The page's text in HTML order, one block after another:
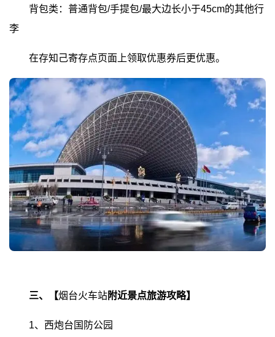
背包类：普通背包/手提包/最大边长小于45cm的其他行
李
在存知己寄存点页面上领取优惠券后更优惠。
三、【烟台火车站附近景点旅游攻略】
1、西炮台国防公园